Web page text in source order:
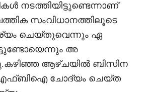
നടത്തിയിട്ടുണ്ടെന്നാണ്
സംവിധാനത്തിലൂടെ
ചെയ്‌തുവെന്നും ഏ
അ
ആഴ്‌ചയിൽ ബിസിന
ചോദ്യം ചെയ്‌ത